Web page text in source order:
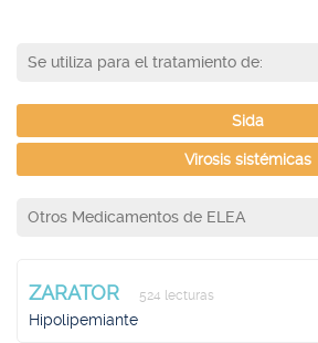
Se utiliza para el tratamiento de:
Sida
Virosis sistémicas
Otros Medicamentos de ELEA
ZARATOR 524 lecturas
Hipolipemiante